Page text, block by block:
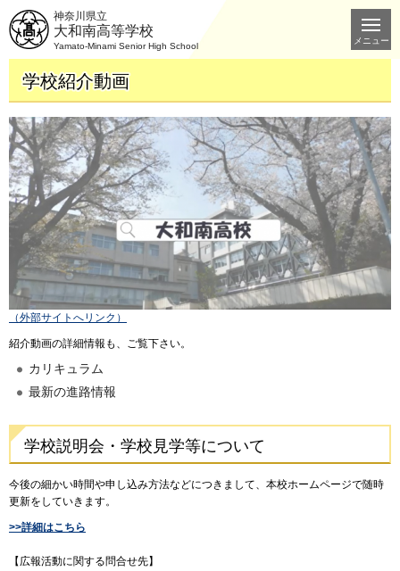
神奈川県立
大和南高等学校
Yamato-Minami Senior High School
メニュー
学校紹介動画
（外部サイトへリンク）
紹介動画の詳細情報も、ご覧下さい。
カリキュラム
最新の進路情報
学校説明会・学校見学等について
今後の細かい時間や申し込み方法などにつきまして、本校ホームページで随時
更新をしていきます。
>>詳細はこちら
【広報活動に関する問合せ先】